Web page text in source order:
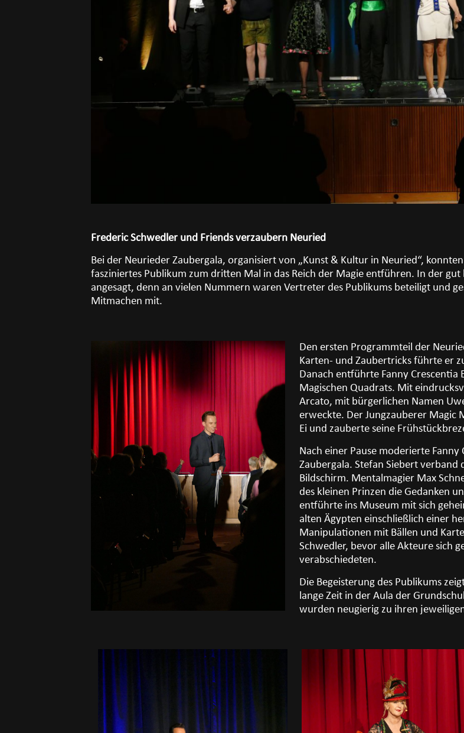
Frederic Schwedler und Friends verzaubern Neuried
Bei der Neurieder Zaubergala, organisiert von „Kunst & Kultur in Neuried“,
fasziniertes Publikum zum dritten Mal in das Reich der Magie entführen. In der
angesagt, denn an vielen Nummern waren Vertreter des Publikums beteiligt und
Mitmachen mit.
Den ersten Programmteil der
Karten- und Zaubertricks führte er
Danach entführte Fanny Crescentia
Magischen Quadrats. Mit
Arcato, mit bürgerlichen Namen
erweckte. Der Jungzauberer Magic
Ei und zauberte seine
Nach einer Pause moderierte
Zaubergala. Stefan Siebert
Bildschirm. Mentalmagier Max
des kleinen Prinzen die Gedanken
entführte ins Museum mit sich
alten Ägypten einschließlich einer
Manipulationen mit Bällen und
Schwedler, bevor alle Akteure sich
verabschiedeten.
Die Begeisterung des Publikums
lange Zeit in der Aula der
wurden neugierig zu ihren